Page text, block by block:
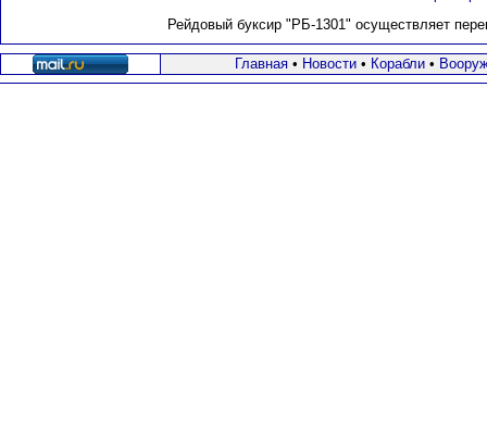
Рейдовый буксир "РБ-1301" осуществляет
Главная• Новости• Корабли•